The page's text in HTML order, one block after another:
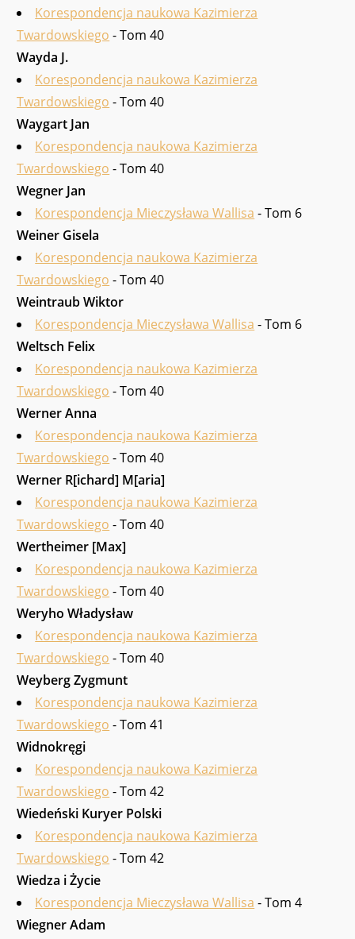
Korespondencja naukowa Kazimierza
Twardowskiego - Tom 40
Wayda J.
Korespondencja naukowa Kazimierza
Twardowskiego - Tom 40
Waygart Jan
Korespondencja naukowa Kazimierza
Twardowskiego - Tom 40
Wegner Jan
Korespondencja Mieczysława Wallisa - Tom 6
Weiner Gisela
Korespondencja naukowa Kazimierza
Twardowskiego - Tom 40
Weintraub Wiktor
Korespondencja Mieczysława Wallisa - Tom 6
Weltsch Felix
Korespondencja naukowa Kazimierza
Twardowskiego - Tom 40
Werner Anna
Korespondencja naukowa Kazimierza
Twardowskiego - Tom 40
Werner R[ichard] M[aria]
Korespondencja naukowa Kazimierza
Twardowskiego - Tom 40
Wertheimer [Max]
Korespondencja naukowa Kazimierza
Twardowskiego - Tom 40
Weryho Władysław
Korespondencja naukowa Kazimierza
Twardowskiego - Tom 40
Weyberg Zygmunt
Korespondencja naukowa Kazimierza
Twardowskiego - Tom 41
Widnokręgi
Korespondencja naukowa Kazimierza
Twardowskiego - Tom 42
Wiedeński Kuryer Polski
Korespondencja naukowa Kazimierza
Twardowskiego - Tom 42
Wiedza i Życie
Korespondencja Mieczysława Wallisa - Tom 4
Wiegner Adam